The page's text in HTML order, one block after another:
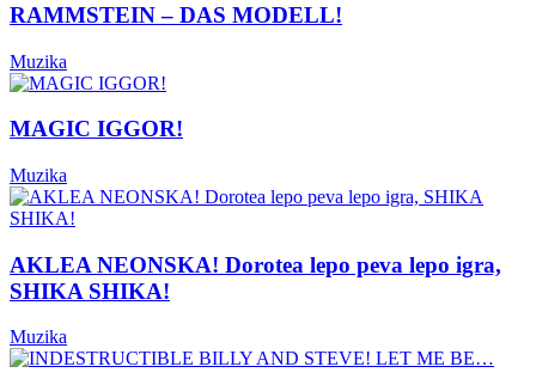
RAMMSTEIN – DAS MODELL!
Muzika
MAGIC IGGOR!
Muzika
AKLEA NEONSKA! Dorotea lepo peva lepo igra,
SHIKA SHIKA!
Muzika